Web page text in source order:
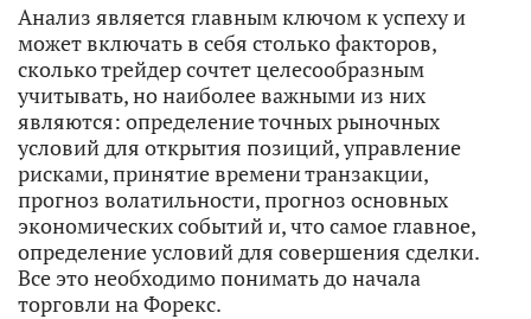
Анализ является главным ключом к успеху и
может включать в себя столько факторов,
сколько трейдер сочтет целесообразным
учитывать, но наиболее важными из них
являются: определение точных рыночных
условий для открытия позиций, управление
рисками, принятие времени транзакции,
прогноз волатильности, прогноз основных
экономических событий и, что самое главное,
определение условий для совершения сделки.
Все это необходимо понимать до начала
торговли на Форекс.